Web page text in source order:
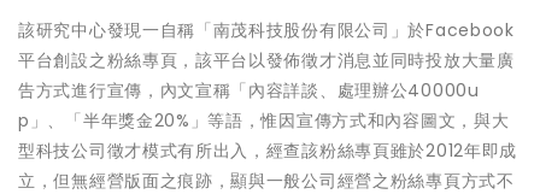
該研究中心發現一自稱「南茂科技股份有限公司」於Facebook
平台創設之粉絲專頁，該平台以發佈徵才消息並同時投放大量廣
告方式進行宣傳，內文宣稱「內容詳談、處理辦公40000u
p」、「半年獎金20%」等語，惟因宣傳方式和內容圖文，與大
型科技公司徵才模式有所出入，經查該粉絲專頁雖於2012年即成
立，但無經營版面之痕跡，顯與一般公司經營之粉絲專頁方式不